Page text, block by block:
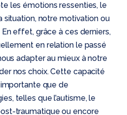
les émotions ressenties, le
situation, notre motivation ou
effet, grâce à ces derniers,
en relation le passé
adapter au mieux à notre
nos choix. Cette capacité
importante que de
telles que l’autisme, le
traumatique ou encore